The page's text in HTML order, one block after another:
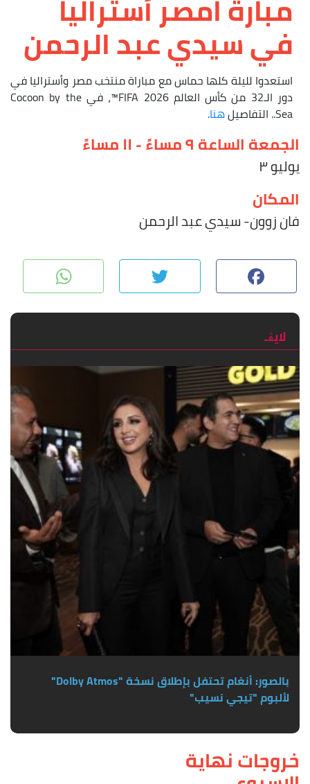
مبارة امصر أستراليا
في سيدي عبد الرحمن
استعدوا لليلة كلها حماس مع مباراة منتخب مصر وأستراليا في
دور الـ32 من كأس العالم FIFA 2026™، في Cocoon by the
Sea.. التفاصيل
هنا.
الجمعة الساعة ۹ مساءً - ۱۱ مساءً
يوليو ۳
المكان
فان زوون- سيدي عبد الرحمن
Facebook
Twitter
لايڨـ
بالصور: أنغام تحتفل بإطلاق نسخة "Dolby Atmos"
لألبوم "تيجي نسيب"
خروجات نهاية